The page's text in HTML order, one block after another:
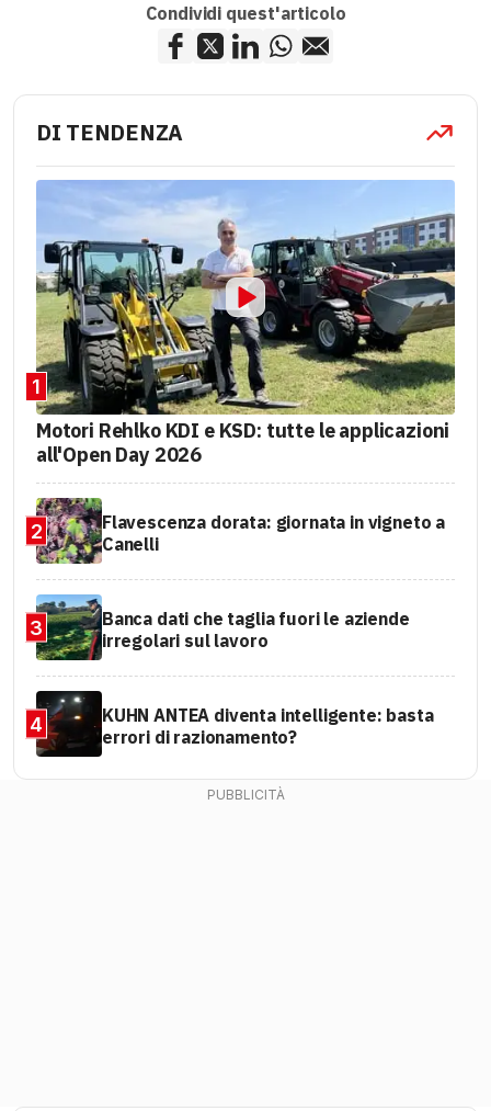
Condividi quest'articolo
DI TENDENZA
1
Motori Rehlko KDI e KSD: tutte le applicazioni
all'Open Day 2026
2
Flavescenza dorata: giornata in vigneto a
Canelli
3
Banca dati che taglia fuori le aziende
irregolari sul lavoro
4
KUHN ANTEA diventa intelligente: basta
errori di razionamento?